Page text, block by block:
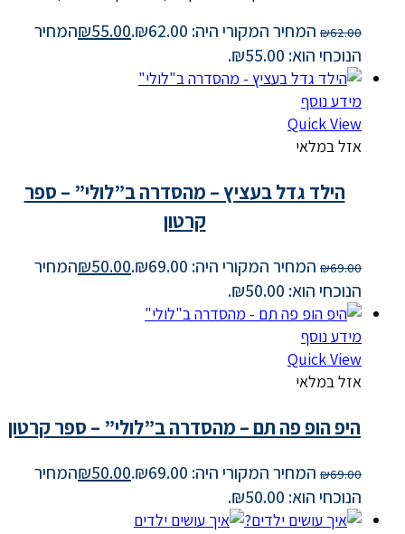
₪62.00 המחיר המקורי היה: ₪62.00. ₪55.00
המחיר
הנוכחי הוא: ₪55.00.
מידע נוסף
Quick View
אזל במלאי
הילד גדל בעציץ – מהסדרה ב”לולי” – ספר
קרטון
₪69.00 המחיר המקורי היה: ₪69.00. ₪50.00
המחיר
הנוכחי הוא: ₪50.00.
מידע נוסף
Quick View
אזל במלאי
היפ הופ פה תם – מהסדרה ב”לולי” – ספר קרטון
₪69.00 המחיר המקורי היה: ₪69.00. ₪50.00
המחיר
הנוכחי הוא: ₪50.00.